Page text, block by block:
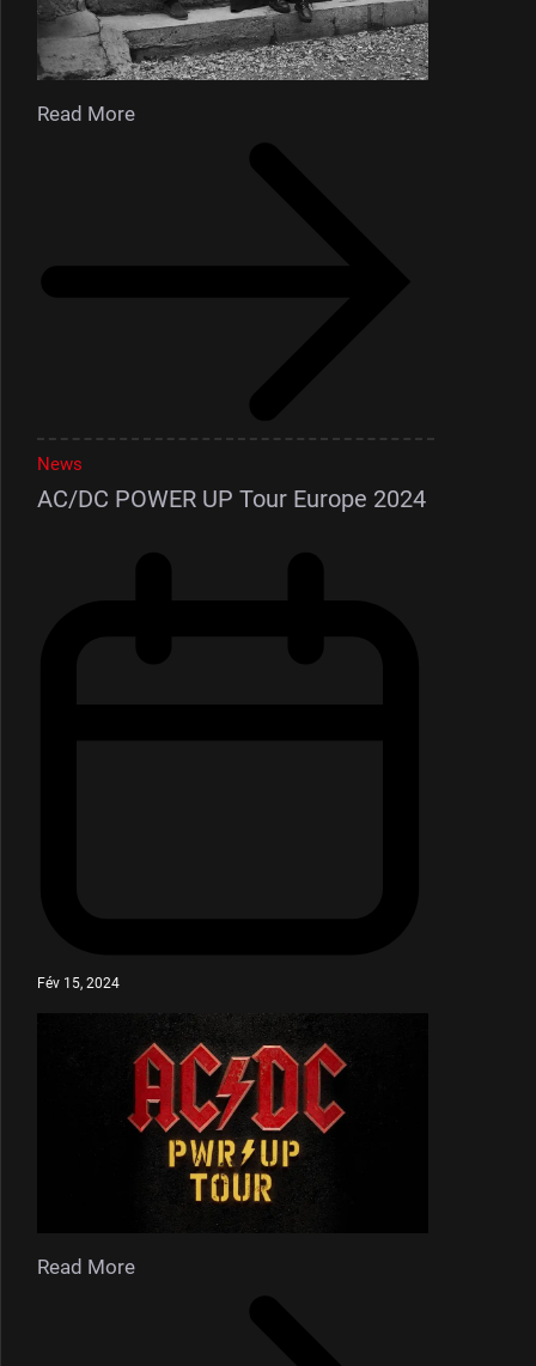
Read More
News
AC/DC POWER UP Tour Europe 2024
Fév 15, 2024
Read More